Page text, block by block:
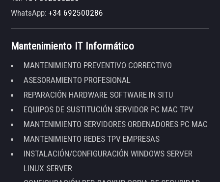
WhatsApp:+34 692500286
Mantenimiento IT Informático
MANTENIMIENTO PREVENTIVO CORRECTIVO
ASESORAMIENTO PROFESIONAL
REPARACIÓN HARDWARE SOFTWARE IN SITU
EQUIPOS DE SUSTITUCIÓN SERVIDOR PC MAC TPV
MANTENIMIENTO SERVIDORES ORDENADORES PC MAC
MANTENIMIENTO REDES TPV EMPRESAS
INSTALACIÓN/CONFIGURACIÓN WINDOWS SERVER
LINUX SERVER